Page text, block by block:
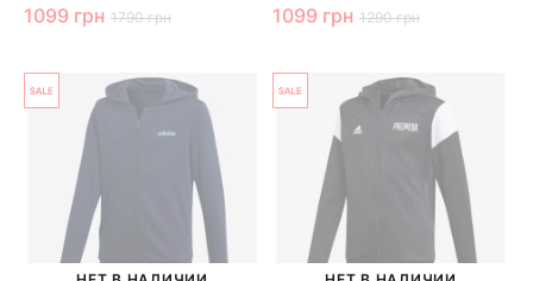
1099 грн 1790 грн 1099 грн 1290 грн